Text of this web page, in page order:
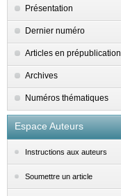
Présentation
Dernier numéro
Articles en prépublication
Archives
Numéros thématiques
Espace Auteurs
Instructions aux auteurs
Soumettre un article